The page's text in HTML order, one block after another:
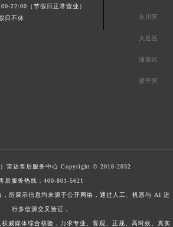
22:00（节假日正常营业）
日不休
永川区
大足区
潼南区
梁平区
雷达售后服务中心 Copyright © 2018-2032
后服务热线： 400-801-5621
所展示信息均来源于公开网络，通过人工、机器与 AI 进
行多信源交叉验证，
威媒体综合核验，力求专业、客观、正规、高时效、真实